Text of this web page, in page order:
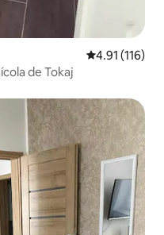
Calificación
4.91 (116)
de Tokaj